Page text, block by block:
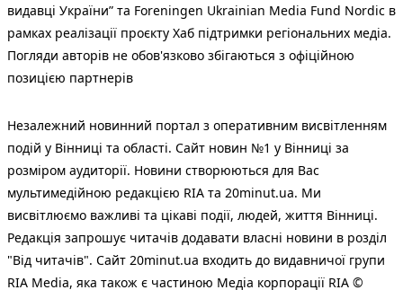
видавці України” та Foreningen Ukrainian Media Fund Nordic в
рамках реалізації проєкту Хаб підтримки регіональних медіа.
Погляди авторів не обов'язково збігаються з офіційною
позицією партнерів
Незалежний новинний портал з оперативним висвітленням
подій у Вінниці та області. Сайт новин №1 у Вінниці за
розміром аудиторії. Новини створюються для Вас
мультимедійною редакцією RIA та 20minut.ua. Ми
висвітлюємо важливі та цікаві події, людей, життя Вінниці.
Редакція запрошує читачів додавати власні новини в розділ
"Від читачів". Сайт 20minut.ua входить до видавничої групи
RIA Media, яка також є частиною Медіа корпорації RIA ©